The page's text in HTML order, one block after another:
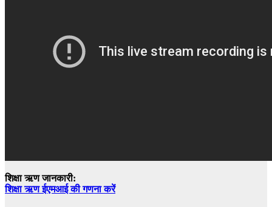
शिक्षा ऋण जानकारी:
शिक्षा ऋण ईएमआई की गणना करें